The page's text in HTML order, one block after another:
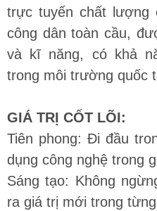
trực tuyến chất lượng
công dân toàn cầu,
và kĩ năng, có khả
trong môi trường quốc
GIÁ TRỊ CỐT LÕI:
Tiên phong: Đi đầu
dụng công nghệ trong
Sáng tạo: Không
ra giá trị mới trong